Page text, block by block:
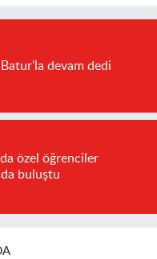
devam dedi
özel öğrenciler
buluştu